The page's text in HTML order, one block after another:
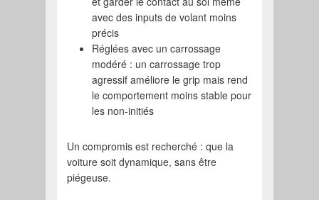
avec des inputs de volant moins
précis
Réglées avec un carrossage
modéré : un carrossage trop
agressif améliore le grip mais rend
le comportement moins stable pour
les non-initiés
Un compromis est recherché : que la
voiture soit dynamique, sans être
piégeuse.